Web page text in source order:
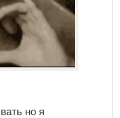
но я